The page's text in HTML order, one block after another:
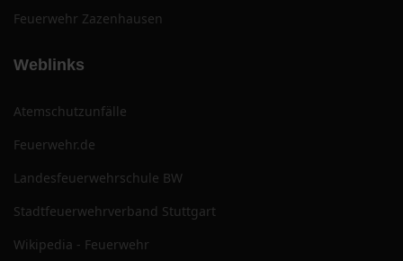
Feuerwehr Zazenhausen
Weblinks
Atemschutzunfälle
Feuerwehr.de
Landesfeuerwehrschule BW
Stadtfeuerwehrverband Stuttgart
Wikipedia - Feuerwehr